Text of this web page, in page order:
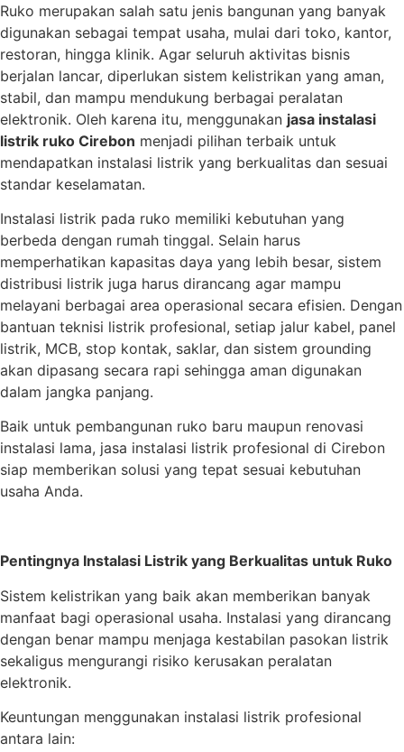
Ruko merupakan salah satu jenis bangunan yang banyak
digunakan sebagai tempat usaha, mulai dari toko, kantor,
restoran, hingga klinik. Agar seluruh aktivitas bisnis
berjalan lancar, diperlukan sistem kelistrikan yang aman,
stabil, dan mampu mendukung berbagai peralatan
elektronik. Oleh karena itu, menggunakan jasa instalasi
listrik ruko Cirebon menjadi pilihan terbaik untuk
mendapatkan instalasi listrik yang berkualitas dan sesuai
standar keselamatan.
Instalasi listrik pada ruko memiliki kebutuhan yang
berbeda dengan rumah tinggal. Selain harus
memperhatikan kapasitas daya yang lebih besar, sistem
distribusi listrik juga harus dirancang agar mampu
melayani berbagai area operasional secara efisien. Dengan
bantuan teknisi listrik profesional, setiap jalur kabel, panel
listrik, MCB, stop kontak, saklar, dan sistem grounding
akan dipasang secara rapi sehingga aman digunakan
dalam jangka panjang.
Baik untuk pembangunan ruko baru maupun renovasi
instalasi lama, jasa instalasi listrik profesional di Cirebon
siap memberikan solusi yang tepat sesuai kebutuhan
usaha Anda.
Pentingnya Instalasi Listrik yang Berkualitas untuk Ruko
Sistem kelistrikan yang baik akan memberikan banyak
manfaat bagi operasional usaha. Instalasi yang dirancang
dengan benar mampu menjaga kestabilan pasokan listrik
sekaligus mengurangi risiko kerusakan peralatan
elektronik.
Keuntungan menggunakan instalasi listrik profesional
antara lain: